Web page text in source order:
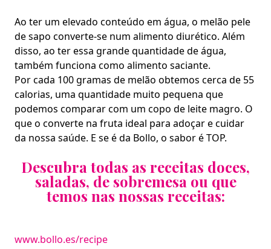
Ao ter um elevado conteúdo em água, o melão pele
de sapo converte-se num alimento diurético. Além
disso, ao ter essa grande quantidade de água,
também funciona como alimento saciante.
Por cada 100 gramas de melão obtemos cerca de 55
calorias, uma quantidade muito pequena que
podemos comparar com um copo de leite magro. O
que o converte na fruta ideal para adoçar e cuidar
da nossa saúde. E se é da Bollo, o sabor é TOP.
Descubra todas as receitas doces,
saladas, de sobremesa ou que
temos nas nossas receitas:
www.bollo.es/recipe